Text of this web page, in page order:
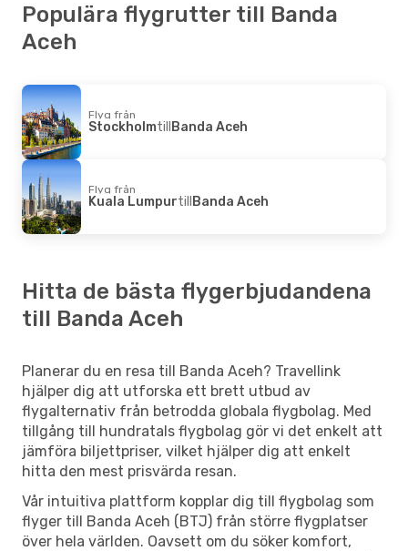
Populära flygrutter till Banda
Aceh
Flyg från
StockholmtillBanda Aceh
Flyg från
Kuala LumpurtillBanda Aceh
Hitta de bästa flygerbjudandena
till Banda Aceh
Planerar du en resa till Banda Aceh? Travellink
hjälper dig att utforska ett brett utbud av
flygalternativ från betrodda globala flygbolag. Med
tillgång till hundratals flygbolag gör vi det enkelt att
jämföra biljettpriser, vilket hjälper dig att enkelt
hitta den mest prisvärda resan.
Vår intuitiva plattform kopplar dig till flygbolag som
flyger till Banda Aceh (BTJ) från större flygplatser
över hela världen. Oavsett om du söker komfort,